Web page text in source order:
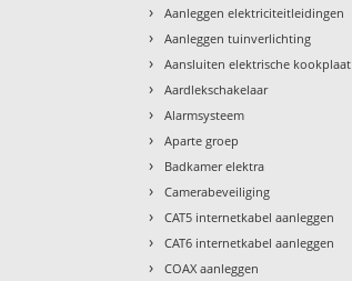
› Aanleggen elektriciteitleidingen
› Aanleggen tuinverlichting
› Aansluiten elektrische kookplaat
› Aardlekschakelaar
› Alarmsysteem
› Aparte groep
› Badkamer elektra
› Camerabeveiliging
› CAT5 internetkabel aanleggen
› CAT6 internetkabel aanleggen
› COAX aanleggen